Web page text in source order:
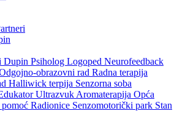
Dupin Psiholog Logoped Neurofeedback
obrazovni rad Radna terapija
Halliwick terpija Senzorna soba
Ultrazvuk Aromaterapija Opća
pomoć Radionice Senzomotorički park Stan